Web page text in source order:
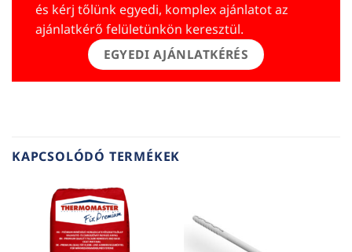
és kérj tőlünk egyedi, komplex ajánlatot az
ajánlatkérő felületünkön keresztül.
EGYEDI AJÁNLATKÉRÉS
KAPCSOLÓDÓ TERMÉKEK